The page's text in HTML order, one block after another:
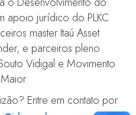
apoio jurídico do PLKC
master Itaú Asset
e parceiros pleno
Vidigal e Movimento
Entre em contato por